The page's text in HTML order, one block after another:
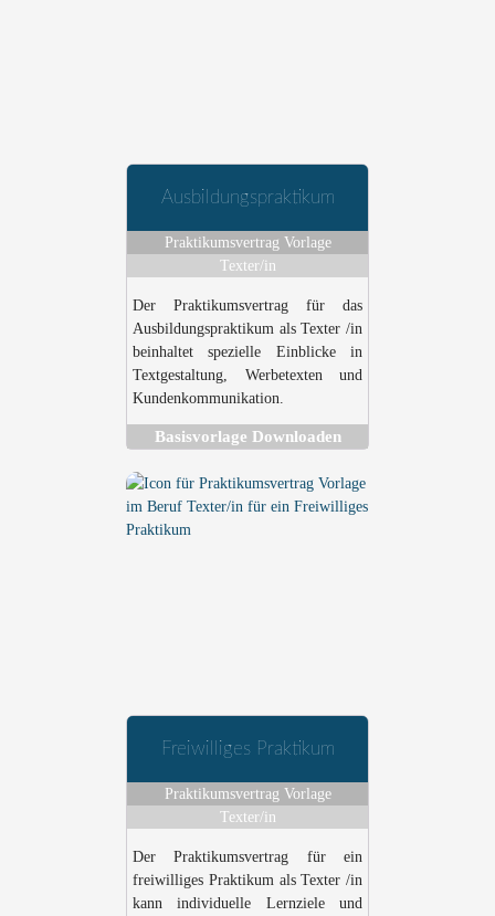
Ausbildungspraktikum
Praktikumsvertrag Vorlage
Texter/in
Der Praktikumsvertrag für das
Ausbildungspraktikum als Texter /in
beinhaltet spezielle Einblicke in
Textgestaltung, Werbetexten und
Kundenkommunikation.
Basisvorlage Downloaden
Freiwilliges Praktikum
Praktikumsvertrag Vorlage
Texter/in
Der Praktikumsvertrag für ein
freiwilliges Praktikum als Texter /in
kann individuelle Lernziele und